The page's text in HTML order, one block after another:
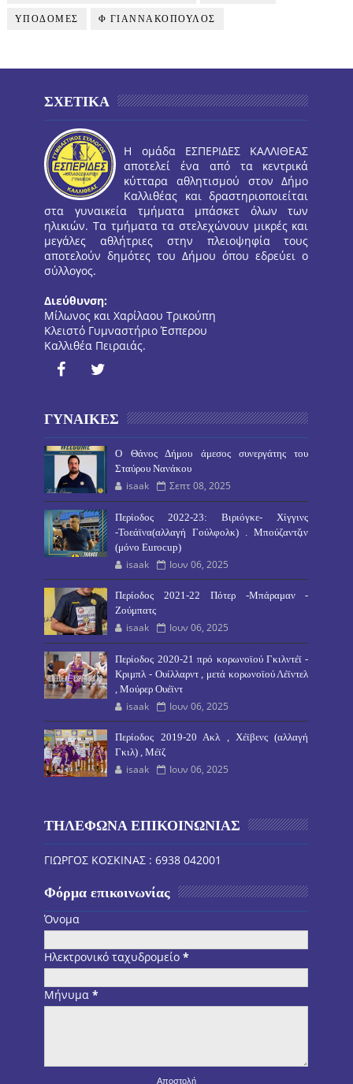
ΥΠΟΔΟΜΕΣ Φ ΓΙΑΝΝΑΚΟΠΟΥΛΟΣ
ΣΧΕΤΙΚΑ
Η ομάδα ΕΣΠΕΡΙΔΕΣ ΚΑΛΛΙΘΕΑΣ
αποτελεί ένα από τα κεντρικά
κύτταρα αθλητισμού στον Δήμο
Καλλιθέας και δραστηριοποιείται
στα γυναικεία τμήματα μπάσκετ όλων των
ηλικιών. Τα τμήματα τα στελεχώνουν μικρές και
μεγάλες αθλήτριες στην πλειοψηφία τους
αποτελούν δημότες του Δήμου όπου εδρεύει ο
σύλλογος.
Διεύθυνση:
Μίλωνος και Χαρίλαου Τρικούπη
Κλειστό Γυμναστήριο Έσπερου
Καλλιθέα Πειραιάς.
ΓΥΝΑΙΚΕΣ
O Θάνος Δήμου άμεσος συνεργάτης του
Σταύρου Νανάκου
isaak Σεπτ 08, 2025
Περίοδος 2022-23: Βιριόγκε- Χίγγινς
-Τοεάϊνα(αλλαγή Γούλφολκ) . Μπούζαντζιν
(μόνο Eurocup)
isaak Ιουν 06, 2025
Περίοδος 2021-22 Πότερ -Μπάραμαν -
Ζούμπατς
isaak Ιουν 06, 2025
Περίοδος 2020-21 πρό κορωνοϊού Γκιλντέϊ -
Κριμπλ - Ουίλλαρντ , μετά κορωνοϊού Λέϊντελ
, Μούρερ Ουέϊντ
isaak Ιουν 06, 2025
Περίοδος 2019-20 Ακλ , Χέϊβενς (αλλαγή
Γκιλ) , Μέϊζ
isaak Ιουν 06, 2025
ΤΗΛΕΦΩΝΑ ΕΠΙΚΟΙΝΩΝΙΑΣ
ΓΙΩΡΓΟΣ ΚΟΣΚΙΝΑΣ : 6938 042001
Φόρμα επικοινωνίας
Όνομα
Ηλεκτρονικό ταχυδρομείο*
Μήνυμα*